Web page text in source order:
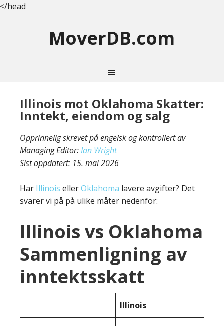
</head
MoverDB.com
Illinois mot Oklahoma Skatter:
Inntekt, eiendom og salg
Opprinnelig skrevet på engelsk og kontrollert av
Managing Editor:Ian Wright
Sist oppdatert: 15. mai 2026
Har Illinois ellerOklahoma lavere avgifter? Det
svarer vi på på ulike måter nedenfor:
Illinois vs Oklahoma
Sammenligning av
inntektsskatt
Illinois